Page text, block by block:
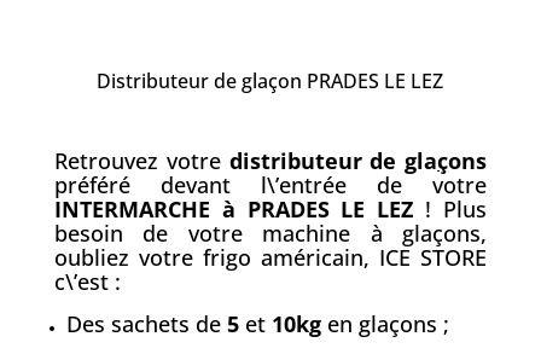
Distributeur de glaçon PRADES LE LEZ
Retrouvez votre distributeur de glaçons
préféré devant l\’entrée de votre
INTERMARCHE à PRADES LE LEZ ! Plus
besoin de votre machine à glaçons,
oubliez votre frigo américain, ICE STORE
c\’est :
Des sachets de 5et 10kgen glaçons ;